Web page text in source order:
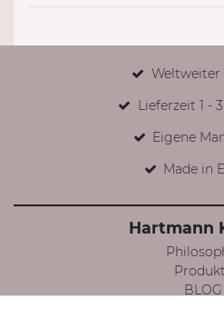
Weltweiter
Lieferzeit 1 -
Eigene
Made in
Hartmann
BLOG